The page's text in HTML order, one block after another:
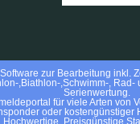
Software zur Bearbeitung inkl.
,Biathlon-,Schwimm-, Rad-
Serienwertung.
für viele Arten von
oder kostengünstiger
Hochwertige, Preisgünstige